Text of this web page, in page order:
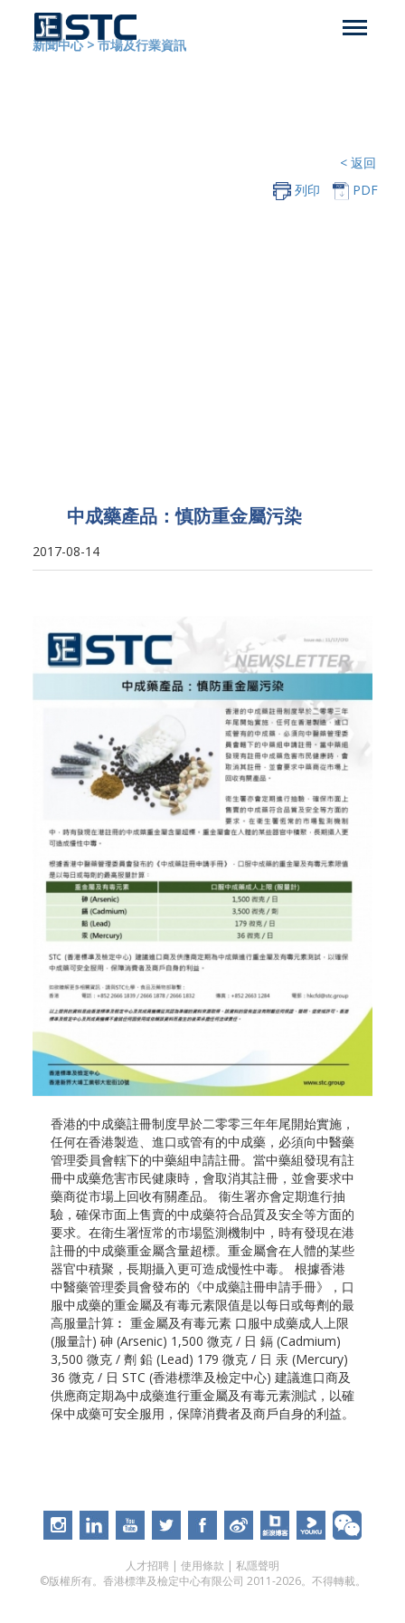
新聞中心 > 市場及行業資訊
< 返回
列印
PDF
中成藥產品：慎防重金屬污染
2017-08-14
香港的中成藥註冊制度早於二零零三年年尾開始實施，
任何在香港製造、進口或管有的中成藥，必須向中醫藥
管理委員會轄下的中藥組申請註冊。當中藥組發現有註
冊中成藥危害市民健康時，會取消其註冊，並會要求中
藥商從市場上回收有關產品。 衞生署亦會定期進行抽
驗，確保市面上售賣的中成藥符合品質及安全等方面的
要求。在衛生署恆常的市場監測機制中，時有發現在港
註冊的中成藥重金屬含量超標。重金屬會在人體的某些
器官中積聚，長期攝入更可造成慢性中毒。 根據香港
中醫藥管理委員會發布的《中成藥註冊申請手冊》，口
服中成藥的重金屬及有毒元素限值是以每日或每劑的最
高服量計算︰ 重金屬及有毒元素 口服中成藥成人上限
(服量計) 砷 (Arsenic) 1,500 微克 / 日 鎘 (Cadmium)
3,500 微克 / 劑 鉛 (Lead) 179 微克 / 日 汞 (Mercury)
36 微克 / 日 STC (香港標準及檢定中心) 建議進口商及
供應商定期為中成藥進行重金屬及有毒元素測試，以確
保中成藥可安全服用，保障消費者及商戶自身的利益。
人才招聘 | 使用條款 | 私隱聲明
©版權所有。香港標準及檢定中心有限公司 2011-2026。不得轉載。